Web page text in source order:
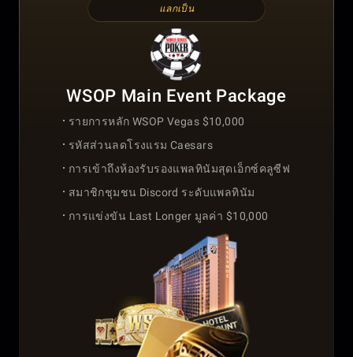
แลกเป็น
WSOP Main Event Package
รายการหลัก WSOP Vegas $10,000
รหัสส่วนลดโรงแรม Caesars
การเข้าถึงห้องรับรองแพลทินัมสุดเอ็กซ์คลูซีฟ
สมาชิกชุมชน Discord ระดับแพลทินัม
การแข่งขัน Last Longer มูลค่า $10,000